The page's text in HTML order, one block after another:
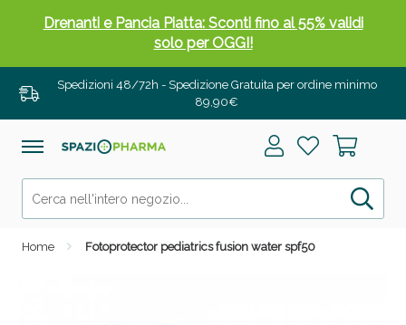
Spedizioni 48/72h - Spedizione Gratuita per ordine minimo
89,90€
Home Fotoprotector pediatrics fusion water spf50
Drenanti e Pancia Piatta: Sconti fino al 55% validi
solo per OGGI!